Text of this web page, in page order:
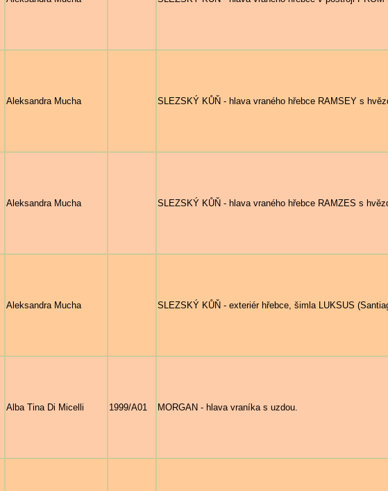
Aleksandra Mucha SLEZSKÝ KŮŇ - hlava vraného hřebce RAMSEY s
Aleksandra Mucha SLEZSKÝ KŮŇ - hlava vraného hřebce RAMZES s
Aleksandra Mucha SLEZSKÝ KŮŇ - exteriér hřebce, šimla LUKSUS
Alba Tina Di Micelli 1999/A01 MORGAN - hlava vraníka s uzdou.